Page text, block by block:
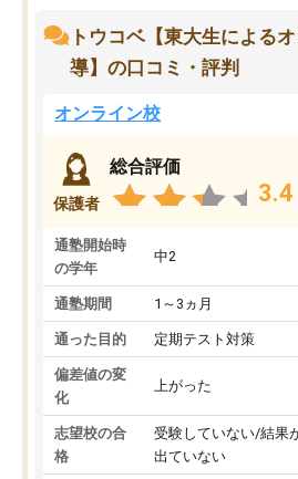
トウコベ【東大生による
導】の口コミ・評判
オンライン校
保護者
総合評価
3.4
通塾開始時
の学年
中2
通塾期間 1～3ヵ月
通った目的 定期テスト対策
偏差値の変
化
上がった
志望校の合
格
受験していない/結果
出ていない